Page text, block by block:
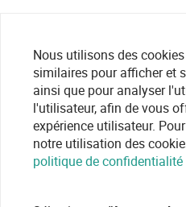
Nous utilisons des
similaires pour afficher et
ainsi que pour analyser
l'utilisateur, afin de vous
expérience utilisateur.
notre utilisation des
politique de confidentialité